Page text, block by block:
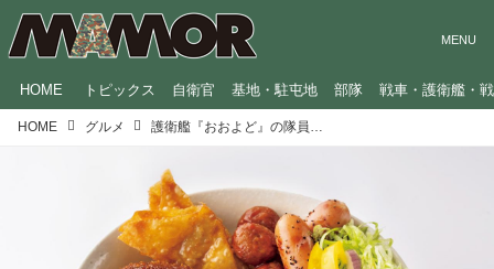
HOME トピックス 自衛官 基地・駐屯地 部隊 戦車・護衛艦・
HOME グルメ